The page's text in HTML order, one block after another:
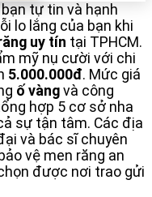
tự tin và hạnh
lo lắng của bạn khi
uy tín tại TPHCM.
mỹ nụ cười với chi
5.000.000đ. Mức giá
ố vàng và công
hợp 5 cơ sở nha
sự tận tâm. Các địa
và bác sĩ chuyên
vệ men răng an
được nơi trao gửi